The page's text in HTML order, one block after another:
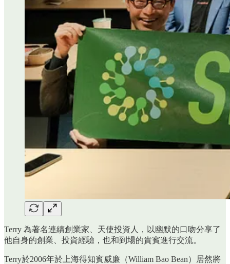
Terry 為著名連續創業家、天使投資人，以幽默的口吻分享了
他自身的創業、投資經驗，也和到場的貴賓進行交流。
Terry於2006年於上海得知賓威廉（William Bao Bean）居然將